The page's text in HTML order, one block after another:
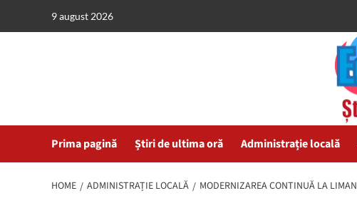
9 august 2026
Prima pagină Știri de ultima oră Administrație locală
HOME ADMINISTRAȚIE LOCALĂ MODERNIZAREA CONTINUĂ LA